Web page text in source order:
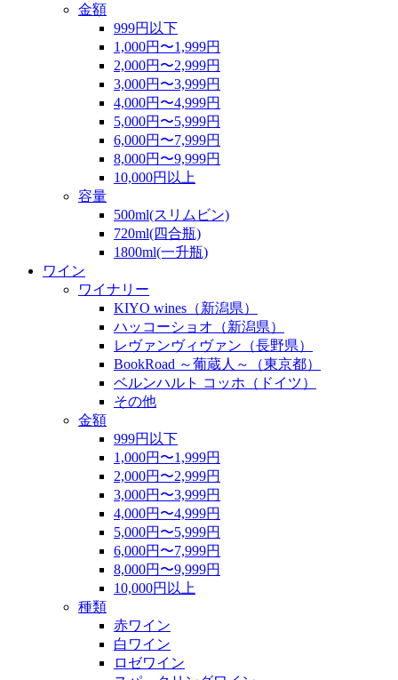
金額
999円以下
1,000円〜1,999円
2,000円〜2,999円
3,000円〜3,999円
4,000円〜4,999円
5,000円〜5,999円
6,000円〜7,999円
8,000円〜9,999円
10,000円以上
容量
500ml(スリムビン)
720ml(四合瓶)
1800ml(一升瓶)
ワイン
ワイナリー
KIYO wines（新潟県）
ハッコーショオ（新潟県）
レヴァンヴィヴァン（長野県）
BookRoad ～葡蔵人～（東京都）
ベルンハルト コッホ（ドイツ）
その他
金額
999円以下
1,000円〜1,999円
2,000円〜2,999円
3,000円〜3,999円
4,000円〜4,999円
5,000円〜5,999円
6,000円〜7,999円
8,000円〜9,999円
10,000円以上
種類
赤ワイン
白ワイン
ロゼワイン